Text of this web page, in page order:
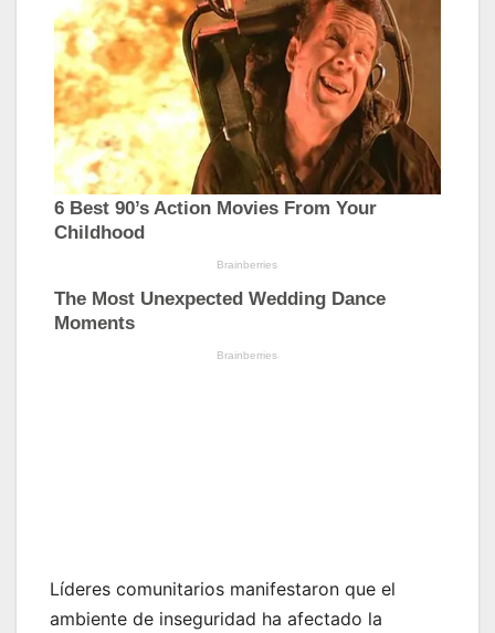
Líderes comunitarios manifestaron que el
ambiente de inseguridad ha afectado la